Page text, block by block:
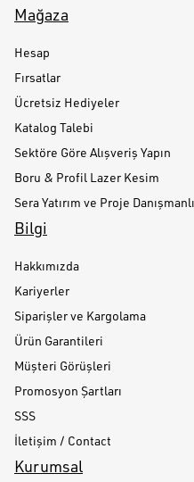
Mağaza
Hesap
Fırsatlar
Ücretsiz Hediyeler
Katalog Talebi
Sektöre Göre Alışveriş Yapın
Boru & Profil Lazer Kesim
Sera Yatırım ve Proje
Bilgi
Hakkımızda
Kariyerler
Siparişler ve Kargolama
Ürün Garantileri
Müşteri Görüşleri
Promosyon Şartları
SSS
İletişim / Contact
Kurumsal